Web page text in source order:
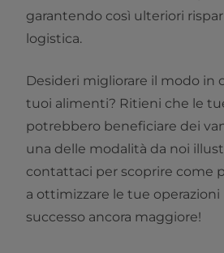
garantendo così ulteriori
logistica.
Desideri migliorare il modo in
tuoi alimenti? Ritieni che le
potrebbero beneficiare dei
una delle modalità da noi
contattaci per scoprire come
a ottimizzare le tue
successo ancora maggiore!